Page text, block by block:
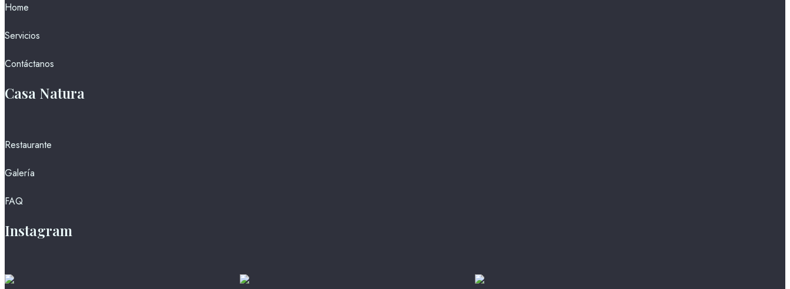
Home
Servicios
Contáctanos
Casa Natura
Restaurante
Galería
FAQ
Instagram